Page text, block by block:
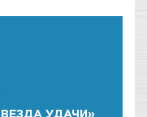
УДАЧИ»